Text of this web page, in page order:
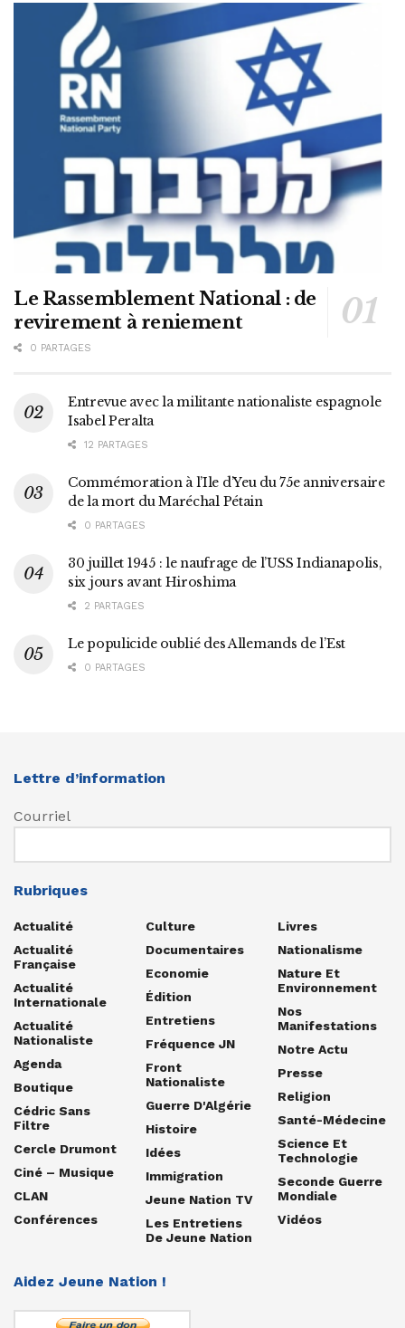
Le Rassemblement National : de
revirement à reniement
0 PARTAGES
Entrevue avec la militante nationaliste espagnole
Isabel Peralta
12 PARTAGES
Commémoration à l’Ile d’Yeu du 75e anniversaire
de la mort du Maréchal Pétain
0 PARTAGES
30 juillet 1945 : le naufrage de l’USS Indianapolis,
six jours avant Hiroshima
2 PARTAGES
Le populicide oublié des Allemands de l’Est
0 PARTAGES
Lettre d’information
Courriel
Rubriques
Actualité
Actualité
Française
Actualité
Internationale
Actualité
Nationaliste
Agenda
Boutique
Cédric Sans
Filtre
Cercle Drumont
Ciné – Musique
CLAN
Conférences
Culture
Documentaires
Economie
Édition
Entretiens
Fréquence JN
Front
Nationaliste
Guerre D'Algérie
Histoire
Idées
Immigration
Jeune Nation TV
Les Entretiens
De Jeune Nation
Livres
Nationalisme
Nature Et
Environnement
Nos
Manifestations
Notre Actu
Presse
Religion
Santé-Médecine
Science Et
Technologie
Seconde Guerre
Mondiale
Vidéos
Aidez Jeune Nation !